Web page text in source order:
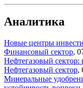
Аналитика
Новые центры
Финансовый сектор,
Нефтегазовый
Нефтегазовый сектор,
Минеральные